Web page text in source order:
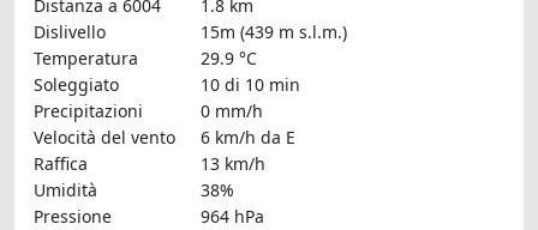
Distanza a 6004
1.8 km
Dislivello
15m (439 m s.l.m.)
Temperatura
29.9 °C
Soleggiato
10 di 10 min
Precipitazioni
0 mm/h
Velocità del vento
6 km/h da E
Raffica
13 km/h
Umidità
38%
Pressione
964 hPa